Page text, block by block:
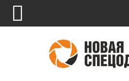
СПЕЦОДЕЖДА
СПЕЦОБУВЬ
СРЕДСТВА
ВСПОМОГАТЕЛЬНЫЕ
БРЕНДИРОВАНИЕ